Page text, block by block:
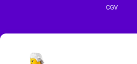
CGV
Tous les produits vendus sur ce site sont fabriqués par